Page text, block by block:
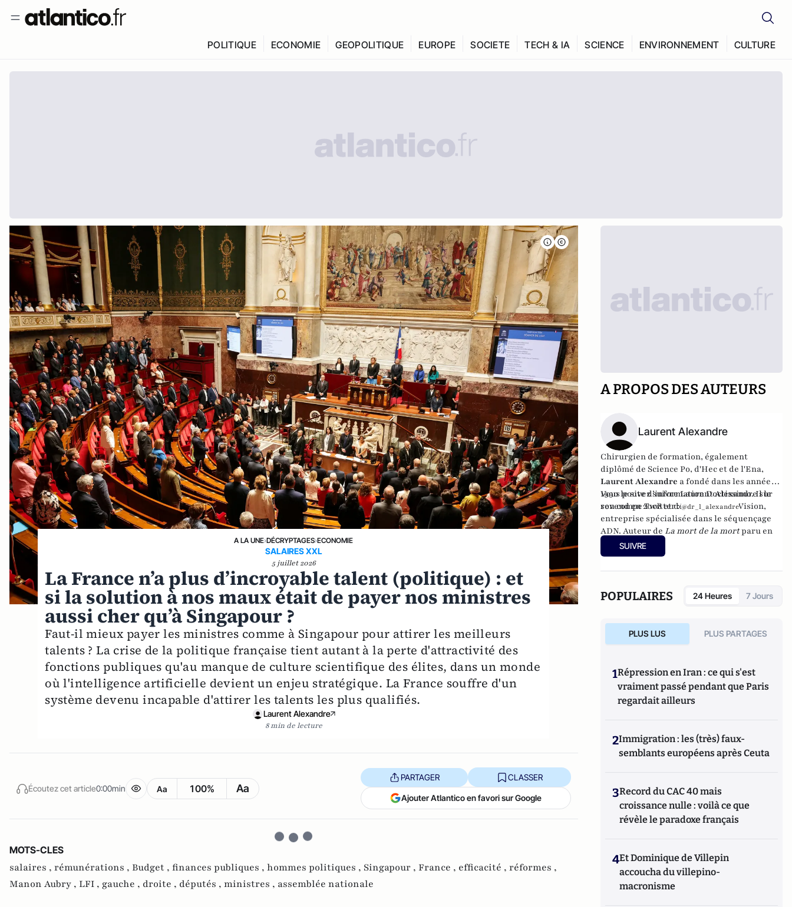
POLITIQUE ECONOMIE GEOPOLITIQUE EUROPE SOCIETE TECH & IA SCIENCE ENVIRONNEMENT CULTURE
A LA UNE›DÉCRYPTAGES›ECONOMIE
SALAIRES XXL
5 juillet 2026
La France n’a plus d’incroyable talent (politique) : et
si la solution à nos maux était de payer nos ministres
aussi cher qu’à Singapour ?
Faut-il mieux payer les ministres comme à Singapour pour attirer les meilleurs
talents ? La crise de la politique française tient autant à la perte d'attractivité des
fonctions publiques qu'au manque de culture scientifique des élites, dans un monde
où l'intelligence artificielle devient un enjeu stratégique. La France souffre d'un
système devenu incapable d'attirer les talents les plus qualifiés.
Laurent Alexandre
8 min de lecture
Écoutez cet article0:00min Aa 100% Aa
PARTAGER CLASSER
Ajouter Atlantico en favori sur Google
MOTS-CLES
salaires , rémunérations , Budget , finances publiques , hommes politiques , Singapour , France , efficacité , réformes ,
Manon Aubry , LFI , gauche , droite , députés , ministres , assemblée nationale
A PROPOS DES AUTEURS
Laurent Alexandre
Chirurgien de formation, également
diplômé de Science Po, d'Hec et de l'Ena,
Laurent Alexandre a fondé dans les années
1990 le site d’informationDoctissimo. Il le
revend en 2008 et développeDNA Vision,
entreprise spécialisée dans le séquençage
ADN. Auteur de La mort de la mortparu en
2011, Laurent Alexandre est un expert des
bouleversements que va connaître
l'humanité grâce aux progrès de la
Vous pouvez suivre Laurent Alexandre sur
son compe Twitter :@dr_l_alexandre
SUIVRE
POPULAIRES 24 Heures 7 Jours
PLUS LUS PLUS PARTAGES
1Répression en Iran : ce qui s'est
vraiment passé pendant que Paris
regardait ailleurs
2Immigration : les (très) faux-
semblants européens après Ceuta
3Record du CAC 40 mais
croissance nulle : voilà ce que
révèle le paradoxe français
4Et Dominique de Villepin
accoucha du villepino-
macronisme